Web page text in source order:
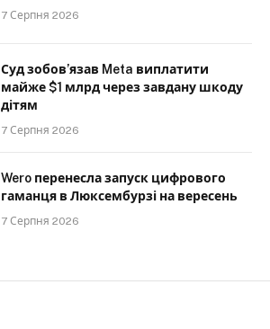
7 Серпня 2026
Суд зобов’язав Meta виплатити
майже $1 млрд через завдану шкоду
дітям
7 Серпня 2026
Wero перенесла запуск цифрового
гаманця в Люксембурзі на вересень
7 Серпня 2026